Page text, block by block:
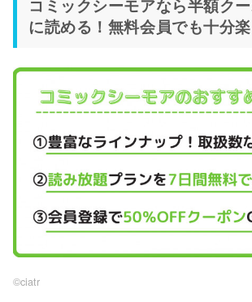
コミックシーモアなら半額ク
に読める！無料会員でも十分
©︎ciatr